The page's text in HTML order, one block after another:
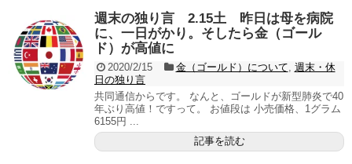
週末の独り言 2.15土 昨日は母を病院
に、一日がかり。そしたら金（ゴール
ド）が高値に
2020/2/15 金（ゴールド）について 週末・休
日の独り言
共同通信からです。 なんと、ゴールドが新型肺炎で40
年ぶり高値！ですって。 お値段は 小売価格、1グラム
6155円 ...
記事を読む